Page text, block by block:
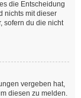
die Entscheidung
nichts mit dieser
sofern du die nicht
vergeben hat,
diesen zu melden.